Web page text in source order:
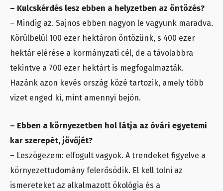
– Kulcskérdés lesz ebben a helyzetben az öntözés?
– Mindig az. Sajnos ebben nagyon le vagyunk maradva.
Körülbelül 100 ezer hektáron öntözünk, s 400 ezer
hektár elérése a kormányzati cél, de a távolabbra
tekintve a 700 ezer hektárt is megfogalmazták.
Hazánk azon kevés ország közé tartozik, amely több
vizet enged ki, mint amennyi bejön.
– Ebben a környezetben hol látja az óvári egyetemi
kar szerepét, jövőjét?
– Leszögezem: elfogult vagyok. A trendeket figyelve a
környezettudomány felerősödik. El kell tolni az
ismereteket az alkalmazott ökológia és a